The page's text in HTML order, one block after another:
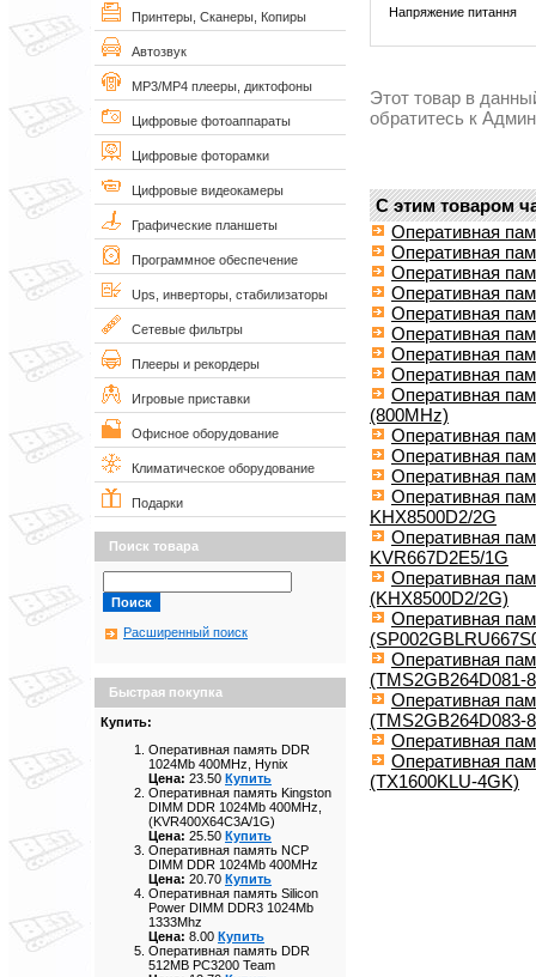
Принтеры, Сканеры, Копиры
Автозвук
MP3/MP4 плееры, диктофоны
Цифровые фотоаппараты
Цифровые фоторамки
Цифровые видеокамеры
Графические планшеты
Программное обеспечение
Ups, инверторы, стабилизаторы
Сетевые фильтры
Плееры и рекордеры
Игровые приставки
Офисное оборудование
Климатическое оборудование
Подарки
Поиск товара
Расширенный поиск
Быстрая покупка
Купить:
Оперативная память DDR
1024Mb 400MHz, Hynix
Цена: 23.50 Купить
Оперативная память Kingston
DIMM DDR 1024Mb 400MHz,
(KVR400X64C3A/1G)
Цена: 25.50 Купить
Оперативная память NCP
DIMM DDR 1024Mb 400MHz
Цена: 20.70 Купить
Оперативная память Silicon
Power DIMM DDR3 1024Mb
1333Mhz
Цена: 8.00 Купить
Оперативная память DDR
512MB PC3200 Team
Напряжение питання
Этот товар в
обратитесь к
С этим товаром
Оперативная
Оперативная
Оперативная
Оперативная
Оперативная
Оперативная
Оперативная
Оперативная
Оперативная
(800MHz)
Оперативная
Оперативная
Оперативная
Оперативная
KHX8500D2/2G
Оперативная
KVR667D2E5/1G
Оперативная
(KHX8500D2/2G)
Оперативная
Оперативная
(TMS2GB264D081-
Оперативная
(TMS2GB264D083-
Оперативная
Оперативная
(TX1600KLU-4GK)